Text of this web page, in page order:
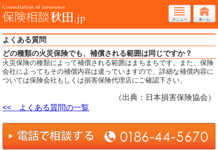
よくある質問
どの種類の火災保険でも、補償される範囲は同じですか？
火災保険の種類によって補償される範囲はまちまちです。また、保険
会社によってもその補償内容は違っていますので、詳細な補償内容に
ついては保険会社もしくは損害保険代理店にご確認下さい。
（出典：日本損害保険協会）
<< よくある質問の一覧